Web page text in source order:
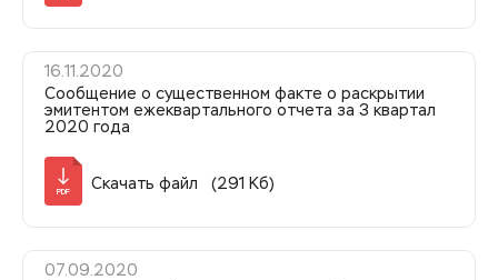
16.11.2020
Сообщение о существенном факте о раскрытии
эмитентом ежеквартального отчета за 3 квартал
2020 года
PDF
Скачать файл (291 Кб)
07.09.2020